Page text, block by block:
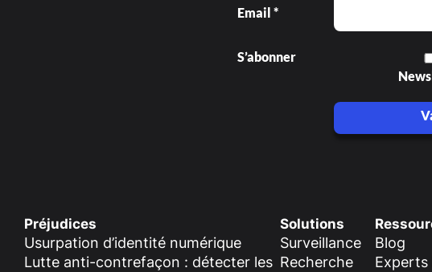
Email *
S’abonner
Préjudices
Usurpation d’identité numérique
Lutte anti-contrefaçon : détecter les
Solutions
Surveillance
Recherche
Blog
Experts